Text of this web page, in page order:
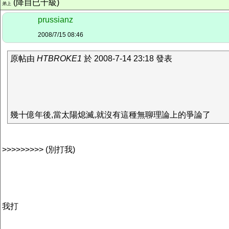
弟上 (降自已十級)
prussianz
2008/7/15 08:46
原帖由 HTBROKE1 於 2008-7-14 23:18 發表
幾十億年後,當太陽熄滅,就沒有這種無聊理論上的爭論了
>>>>>>>>> (別打我)
我打